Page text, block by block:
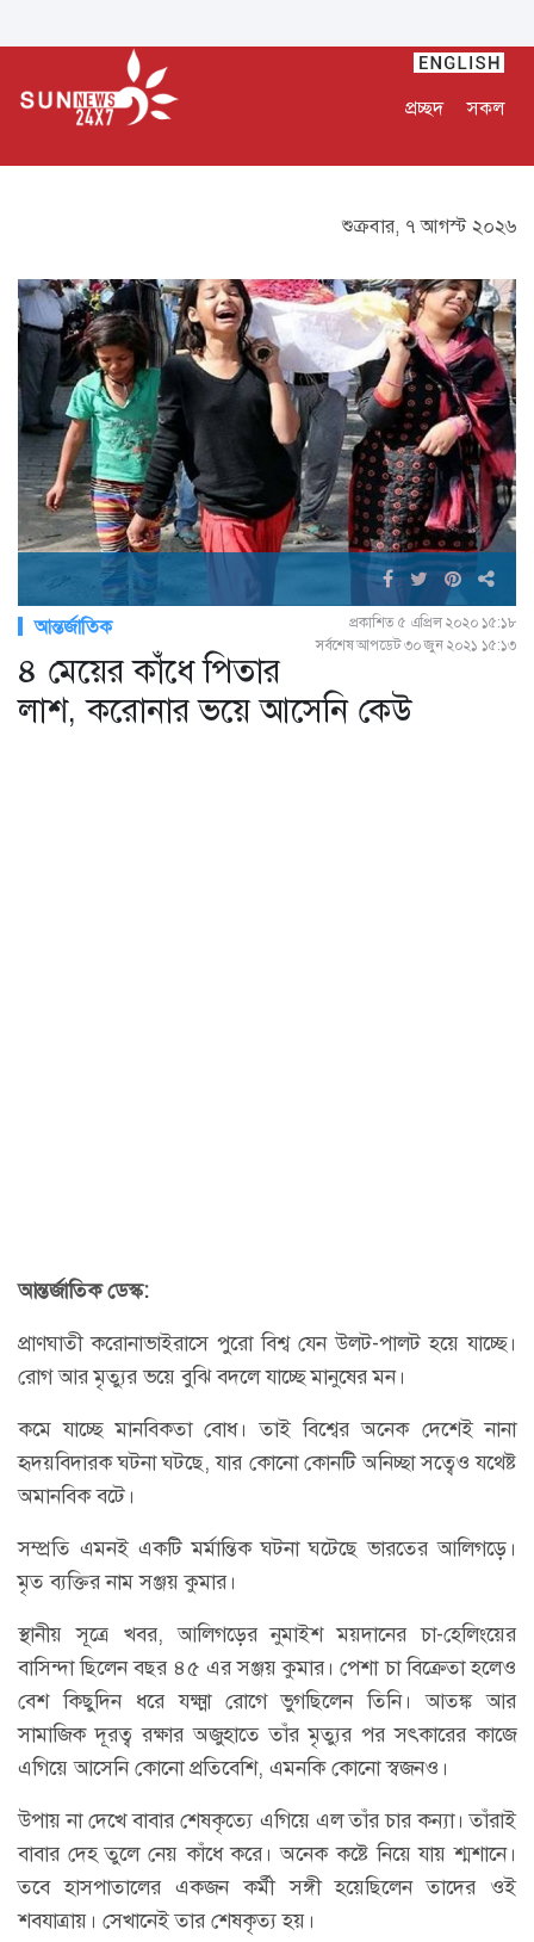
প্রচ্ছদ সকল
শুক্রবার, ৭ আগস্ট ২০২৬
আন্তর্জাতিক
প্রকাশিত ৫ এপ্রিল ২০২০ ১৫:১৮
সর্বশেষ আপডেট ৩০ জুন ২০২১ ১৫:১৩
৪ মেয়ের কাঁধে পিতার
লাশ, করোনার ভয়ে আসেনি কেউ
আন্তর্জাতিক ডেস্ক:
প্রাণঘাতী করোনাভাইরাসে পুরো বিশ্ব যেন উলট-পালট হয়ে যাচ্ছে।
রোগ আর মৃত্যুর ভয়ে বুঝি বদলে যাচ্ছে মানুষের মন।
কমে যাচ্ছে মানবিকতা বোধ। তাই বিশ্বের অনেক দেশেই নানা
হৃদয়বিদারক ঘটনা ঘটছে, যার কোনো কোনটি অনিচ্ছা সত্বেও যথেষ্ট
অমানবিক বটে।
সম্প্রতি এমনই একটি মর্মান্তিক ঘটনা ঘটেছে ভারতের আলিগড়ে।
মৃত ব্যক্তির নাম সঞ্জয় কুমার।
স্থানীয় সূত্রে খবর, আলিগড়ের নুমাইশ ময়দানের চা-হেলিংয়ের
বাসিন্দা ছিলেন বছর ৪৫ এর সঞ্জয় কুমার। পেশা চা বিক্রেতা হলেও
বেশ কিছুদিন ধরে যক্ষ্মা রোগে ভুগছিলেন তিনি। আতঙ্ক আর
সামাজিক দূরত্ব রক্ষার অজুহাতে তাঁর মৃত্যুর পর সৎকারের কাজে
এগিয়ে আসেনি কোনো প্রতিবেশি, এমনকি কোনো স্বজনও।
উপায় না দেখে বাবার শেষকৃত্যে এগিয়ে এল তাঁর চার কন্যা। তাঁরাই
বাবার দেহ তুলে নেয় কাঁধে করে। অনেক কষ্টে নিয়ে যায় শ্মশানে।
তবে হাসপাতালের একজন কর্মী সঙ্গী হয়েছিলেন তাদের ওই
শবযাত্রায়। সেখানেই তার শেষকৃত্য হয়।